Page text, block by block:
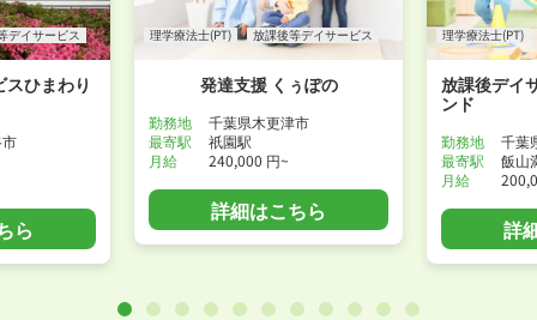
デイサービス
ひまわり
ら
理学療法士(PT) 放課後等デイサービス
発達支援 くぅぽの
勤務地
千葉県木更津市
最寄駅
祇園駅
月給
240,000 円~
詳細はこちら
理学療法士(PT)
放課後デイ
ンド
勤務地
千葉
最寄駅
飯山
月給
詳